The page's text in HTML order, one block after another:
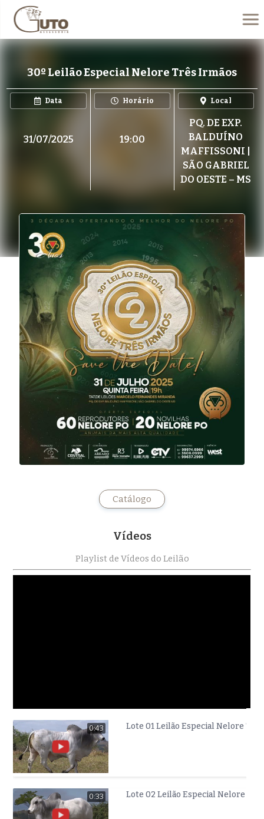
30º Leilão Especial Nelore Três Irmãos
Data
31/07/2025
Horário
19:00
Local
PQ. DE EXP.
BALDUÍNO
MAFFISSONI |
SÃO GABRIEL
DO OESTE – MS
Catálogo
Vídeos
Playlist de Vídeos do Leilão
0:43 Lote 01 Leilão Especial Nelore
0:33 Lote 02 Leilão Especial Nelore